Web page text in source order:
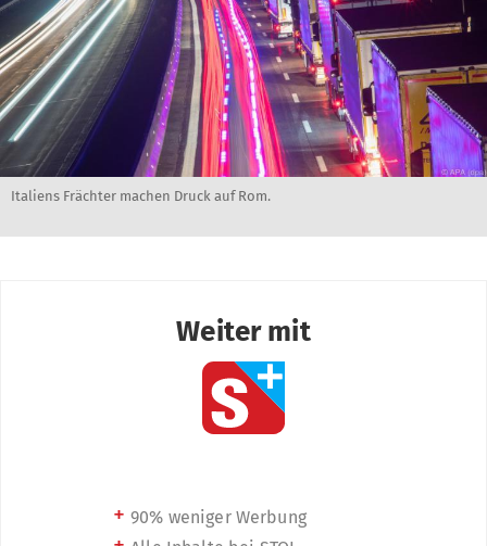
Italiens Frächter machen Druck auf Rom.